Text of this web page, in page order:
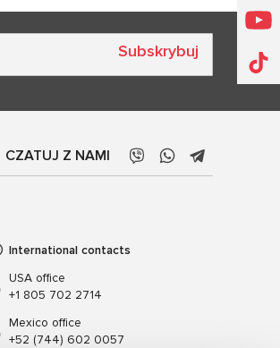
Subskrybuj
CZATUJ Z NAMI
International contacts
USA office
+1 805 702 2714
Mexico office
+52 (744) 602 0057